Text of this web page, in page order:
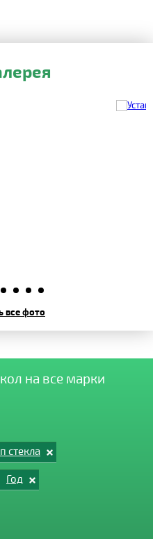
все фото
на все марки
стекла
Год